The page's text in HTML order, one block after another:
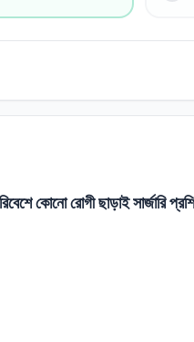
কোনো রোগী ছাড়াই সার্জারি